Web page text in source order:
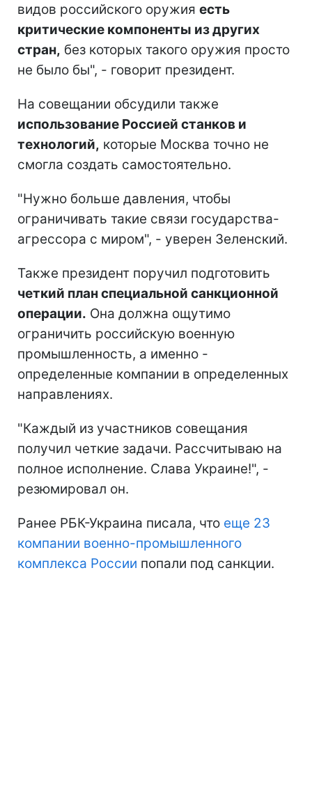
видов российского оружия есть
критические компоненты из других
стран, без которых такого оружия просто
не было бы", - говорит президент.
На совещании обсудили также
использование Россией станков и
технологий, которые Москва точно не
смогла создать самостоятельно.
"Нужно больше давления, чтобы
ограничивать такие связи государства-
агрессора с миром", - уверен Зеленский.
Также президент поручил подготовить
четкий план специальной санкционной
операции. Она должна ощутимо
ограничить российскую военную
промышленность, а именно -
определенные компании в определенных
направлениях.
"Каждый из участников совещания
получил четкие задачи. Рассчитываю на
полное исполнение. Слава Украине!", -
резюмировал он.
Ранее РБК-Украина писала, что еще 23
компании военно-промышленного
комплекса России попали под санкции.